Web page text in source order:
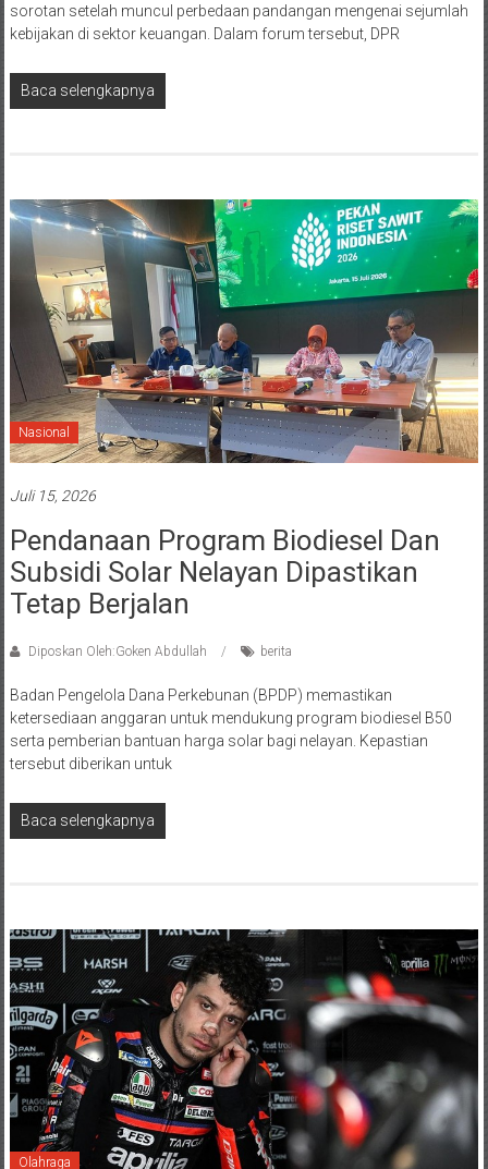
sorotan setelah muncul perbedaan pandangan mengenai sejumlah
kebijakan di sektor keuangan. Dalam forum tersebut, DPR
Baca selengkapnya
Nasional
Juli 15, 2026
Pendanaan Program Biodiesel Dan
Subsidi Solar Nelayan Dipastikan
Tetap Berjalan
Diposkan Oleh:Goken Abdullah berita
Badan Pengelola Dana Perkebunan (BPDP) memastikan
ketersediaan anggaran untuk mendukung program biodiesel B50
serta pemberian bantuan harga solar bagi nelayan. Kepastian
tersebut diberikan untuk
Baca selengkapnya
Olahraga